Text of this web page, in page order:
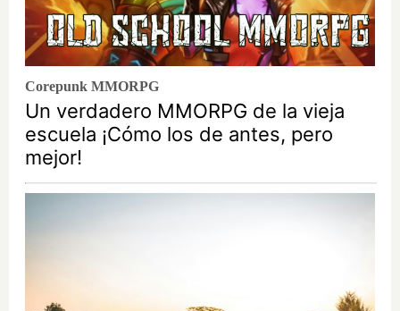
Corepunk MMORPG
Un verdadero MMORPG de la vieja
escuela ¡Cómo los de antes, pero
mejor!